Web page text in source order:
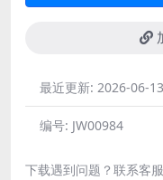
最近更新: 2026-06-13
编号: JW00984
下载遇到问题？联系客